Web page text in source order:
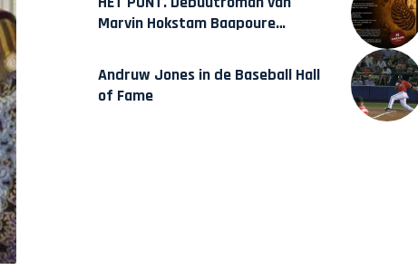
Marvin Hokstam Baapoure
Andruw Jones in de Baseball Hall
of Fame